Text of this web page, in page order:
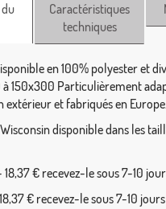
Caractéristiques
techniques
en 100% polyester et
à 150x300 Particulièrement
extérieur et fabriqués en Europe.
disponible dans les
€ recevez-le sous 7-10
€ recevez-le sous 7-10 jours